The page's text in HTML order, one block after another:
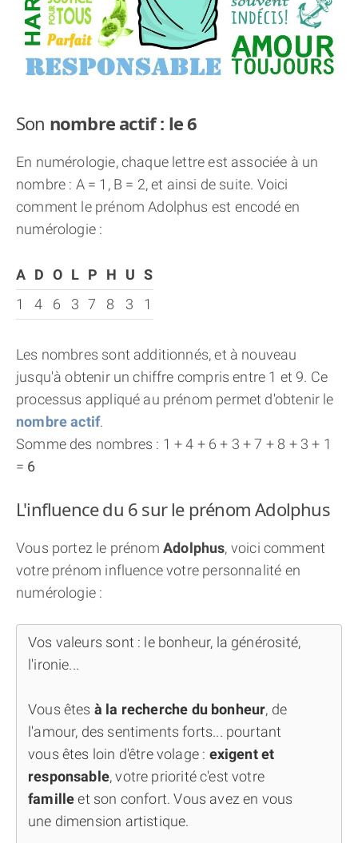
Son nombre actif : le 6
En numérologie, chaque lettre est associée à un
nombre : A = 1, B = 2, et ainsi de suite. Voici
comment le prénom Adolphus est encodé en
numérologie :
A D O L P H U S
1
4 6 3 7 8 3 1
Les nombres sont additionnés, et à nouveau
jusqu'à obtenir un chiffre compris entre 1 et 9. Ce
processus appliqué au prénom permet d'obtenir le
nombre actif.
Somme des nombres : 1 + 4 + 6 + 3 + 7 + 8 + 3 + 1
= 6
L'influence du 6 sur le prénom Adolphus
Vous portez le prénom Adolphus, voici comment
votre prénom influence votre personnalité en
numérologie :
Vos valeurs sont : le bonheur, la générosité,
l'ironie...
Vous êtes à la recherche du bonheur, de
l'amour, des sentiments forts... pourtant
vous êtes loin d'être volage : exigent et
responsable, votre priorité c'est votre
familleet son confort. Vous avez en vous
une dimension artistique.
70.000 PRÉNOMS